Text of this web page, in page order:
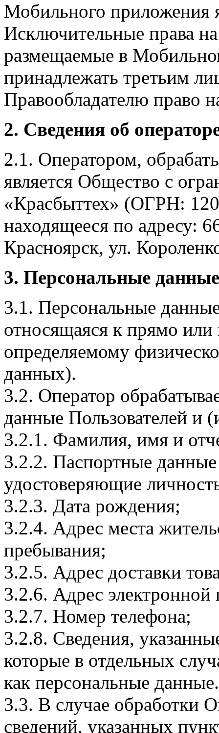
Мобильного приложения
Исключительные права
размещаемые в
принадлежать третьим
Правообладателю право
2. Сведения об
2.1. Оператором,
является Общество с
«Красбыттех» (ОГРН:
находящееся по адресу:
Красноярск, ул.
3. Персональные
3.1. Персональные
относящаяся к прямо
определяемому
данных).
3.2. Оператор
данные Пользователей и
3.2.1. Фамилия, имя и
3.2.2. Паспортные
удостоверяющие
3.2.3. Дата рождения;
3.2.4. Адрес места
пребывания;
3.2.5. Адрес доставки
3.2.6. Адрес электронной
3.2.7. Номер телефона;
3.2.8. Сведения,
которые в отдельных
как персональные данные.
3.3. В случае обработки
сведений, указанных